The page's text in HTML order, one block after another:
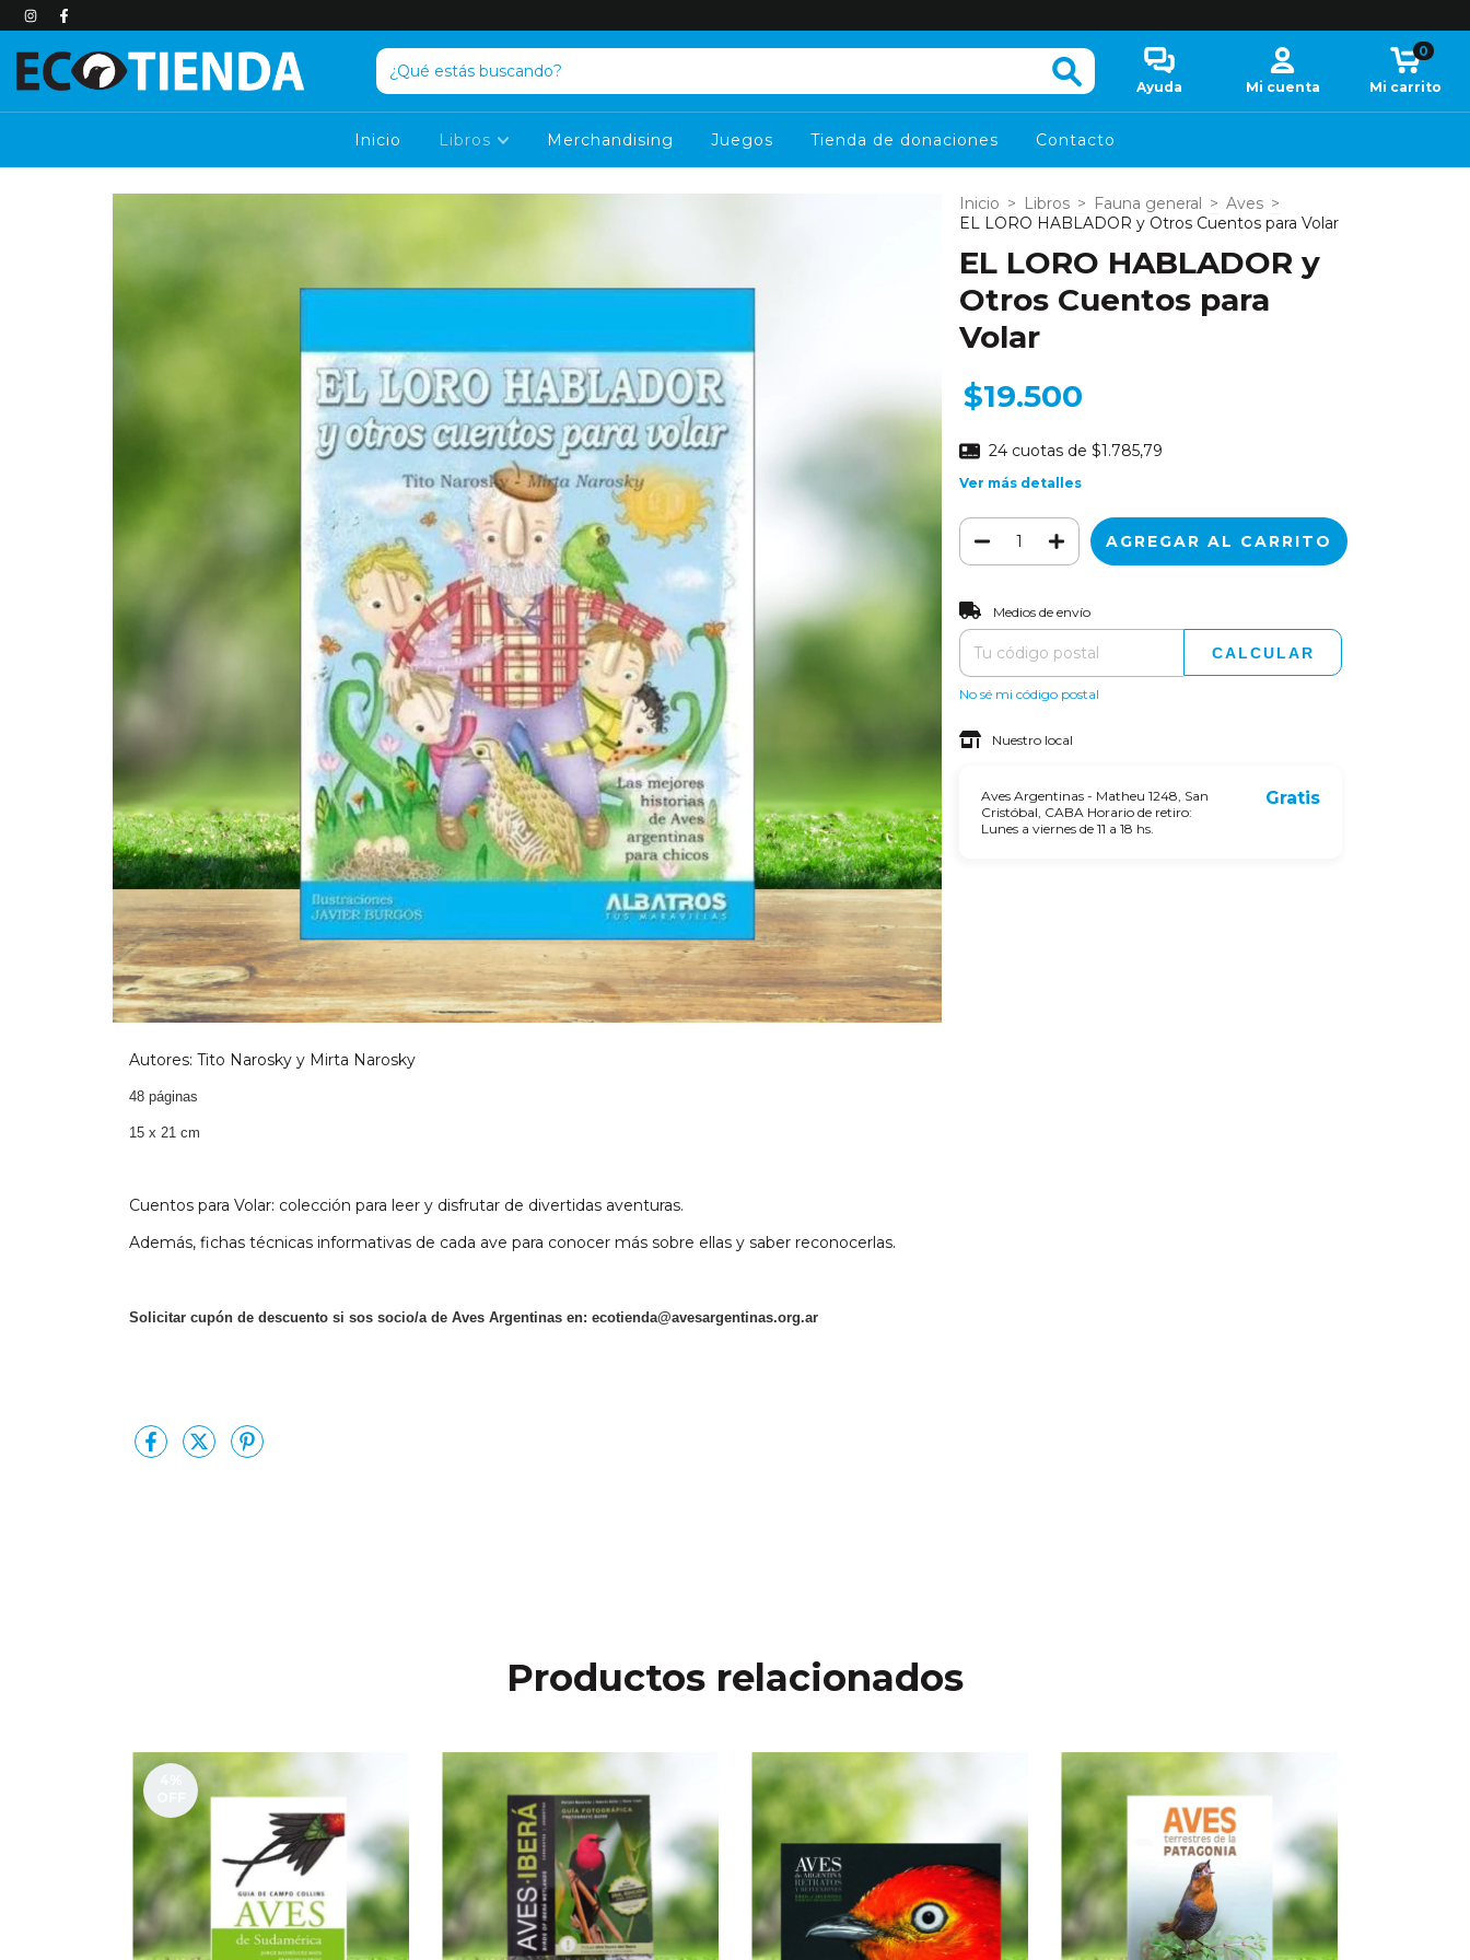
Ayuda Mi cuenta Mi carrito
0
Inicio Libros Merchandising Juegos Tienda de donaciones Contacto
Autores: Tito Narosky y Mirta Narosky
48 páginas
15 x 21 cm
Cuentos para Volar: colección para leer y disfrutar de divertidas aventuras.
Además, fichas técnicas informativas de cada ave para conocer más sobre ellas y saber reconocerlas.
Solicitar cupón de descuento si sos socio/a de Aves Argentinas en: ecotienda@avesargentinas.org.ar
Inicio > Libros > Fauna general > Aves >
EL LORO HABLADOR y Otros Cuentos para Volar
EL LORO HABLADOR y
Otros Cuentos para
Volar
$19.500
24 cuotas de $1.785,79
Ver más detalles
Entregas para el CP:
Medios de envío
CALCULAR
No sé mi código postal
Nuestro local
Aves Argentinas - Matheu 1248, San
Cristóbal, CABA Horario de retiro:
Lunes a viernes de 11 a 18 hs.
Gratis
Productos relacionados